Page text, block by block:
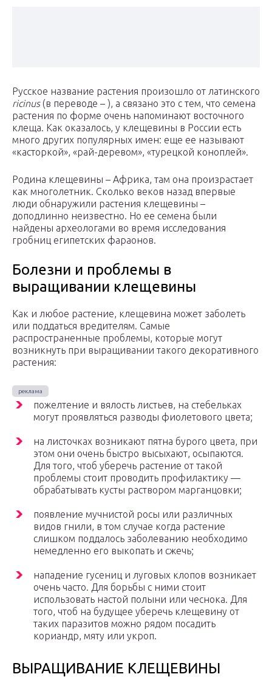
Русское название растения произошло от латинского
ricinus(в переводе – ), а связано это с тем, что семена
растения по форме очень напоминают восточного
клеща. Как оказалось, у клещевины в России есть
много других популярных имен: еще ее называют
«касторкой», «рай-деревом», «турецкой коноплей».
Родина клещевины – Африка, там она произрастает
как многолетник. Сколько веков назад впервые
люди обнаружили растения клещевины –
доподлинно неизвестно. Но ее семена были
найдены археологами во время исследования
гробниц египетских фараонов.
Болезни и проблемы в
выращивании клещевины
Как и любое растение, клещевина может заболеть
или поддаться вредителям. Самые
распространенные проблемы, которые могут
возникнуть при выращивании такого декоративного
растения:
пожелтение и вялость листьев, на стебельках
могут проявляться разводы фиолетового цвета;
на листочках возникают пятна бурого цвета, при
этом они очень быстро высыхают, осыпаются.
Для того, чтоб уберечь растение от такой
проблемы стоит проводить профилактику —
обрабатывать кусты раствором марганцовки;
появление мучнистой росы или различных
видов гнили, в том случае когда растение
слишком поддалось заболеванию необходимо
немедленно его выкопать и сжечь;
нападение гусениц и луговых клопов возникает
очень часто. Для борьбы с ними стоит
использовать настой полыни или чеснока. Для
того, чтоб на будущее уберечь клещевину от
таких паразитов можно рядом посадить
кориандр, мяту или укроп.
ВЫРАЩИВАНИЕ КЛЕЩЕВИНЫ